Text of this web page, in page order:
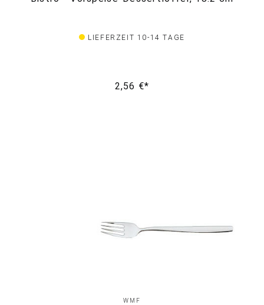
LIEFERZEIT 10-14 TAGE
2,56 €*
WMF